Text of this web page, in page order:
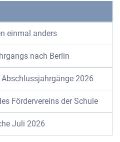
einmal anders
nach Berlin
2026
Fördervereins der Schule
Juli 2026